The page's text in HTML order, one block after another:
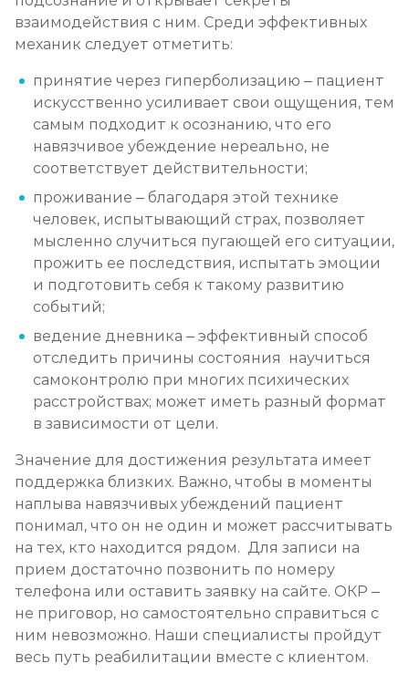
взаимодействия с ним. Среди эффективных
механик следует отметить:
принятие через гиперболизацию – пациент
искусственно усиливает свои ощущения, тем
самым подходит к осознанию, что его
навязчивое убеждение нереально, не
соответствует действительности;
проживание – благодаря этой технике
человек, испытывающий страх, позволяет
мысленно случиться пугающей его ситуации,
прожить ее последствия, испытать эмоции
и подготовить себя к такому развитию
событий;
ведение дневника – эффективный способ
отследить причины состояния научиться
самоконтролю при многих психических
расстройствах; может иметь разный формат
в зависимости от цели.
Значение для достижения результата имеет
поддержка близких. Важно, чтобы в моменты
наплыва навязчивых убеждений пациент
понимал, что он не один и может рассчитывать
на тех, кто находится рядом. Для записи на
прием достаточно позвонить по номеру
телефона или оставить заявку на сайте. ОКР –
не приговор, но самостоятельно справиться с
ним невозможно. Наши специалисты пройдут
весь путь реабилитации вместе с клиентом.